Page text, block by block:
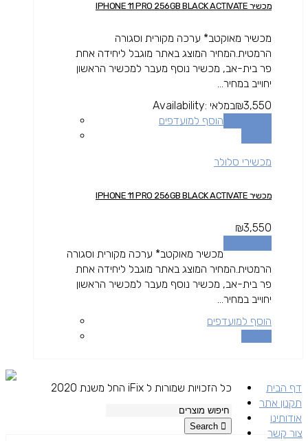
מכשיר IPHONE 11 PRO 256GB BLACK ACTIVATE
מכשיר מאוקטב* ערכה מקורית וסגורה
הרמטית.המחיר המוצג באתר מוגבל ליחידה אחת
פר בית-אב, מכשיר נוסף מעבר למכשיר הראשון
יחוייב במחיר...
₪3,550
Availability: במלאי
הוסף למועדפים
מכשירי סלולר
מכשיר IPHONE 11 PRO 256GB BLACK ACTIVATE
₪3,550
מכשיר מאוקטב* ערכה מקורית וסגורה
הרמטית.המחיר המוצג באתר מוגבל ליחידה אחת
פר בית-אב, מכשיר נוסף מעבר למכשיר הראשון
יחוייב במחיר...
הוסף למועדפים
דף הבית
תקנון אתר
אודותינו
צור קשר
כל הזכויות שמורות ל iFix החל משנת 2020
Search